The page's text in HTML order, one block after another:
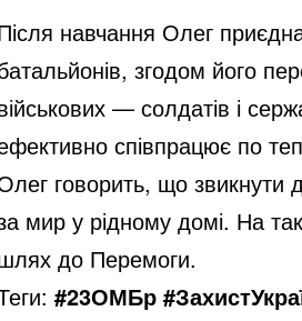
навчання Олег
згодом його
— солдатів і
співпрацює по
говорить, що звикнути
мир у рідному домі. На
до Перемоги.
#23ОМБр